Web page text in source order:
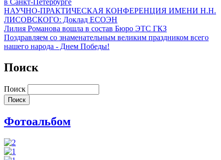
в Санкт-Петербурге
НАУЧНО-ПРАКТИЧЕСКАЯ КОНФЕРЕНЦИЯ ИМЕНИ Н.Н.
ЛИСОВСКОГО: Доклад ЕСОЭН
Лилия Романова вошла в состав Бюро ЭТС ГКЗ
Поздравляем со знаменательным великим праздником всего
нашего народа - Днем Победы!
Поиск
Поиск
Фотоальбом